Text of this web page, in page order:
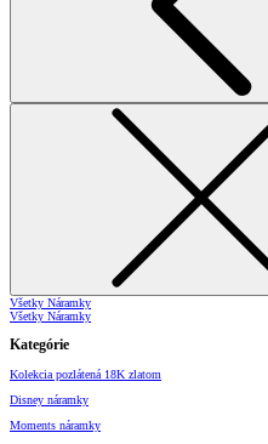
Všetky Náramky
Všetky Náramky
Kategórie
Kolekcia pozlátená 18K zlatom
Disney náramky
Moments náramky